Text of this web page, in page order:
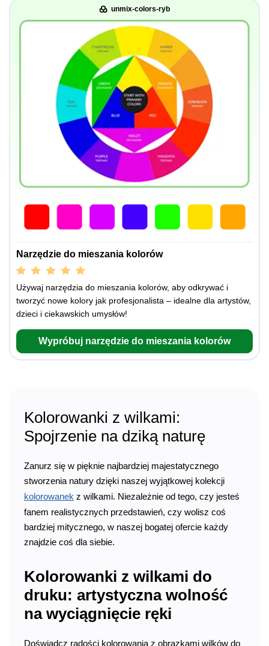
unmix-colors-ryb
Narzędzie do mieszania kolorów
Używaj narzędzia do mieszania kolorów, aby odkrywać i
tworzyć nowe kolory jak profesjonalista – idealne dla artystów,
dzieci i ciekawskich umysłów!
Wypróbuj narzędzie do mieszania kolorów
Kolorowanki z wilkami:
Spojrzenie na dziką naturę
Zanurz się w pięknie najbardziej majestatycznego
stworzenia natury dzięki naszej wyjątkowej kolekcji
kolorowanek z wilkami. Niezależnie od tego, czy jesteś
fanem realistycznych przedstawień, czy wolisz coś
bardziej mitycznego, w naszej bogatej ofercie każdy
znajdzie coś dla siebie.
Kolorowanki z wilkami do
druku: artystyczna wolność
na wyciągnięcie ręki
Doświadcz radości kolorowania z obrazkami wilków do